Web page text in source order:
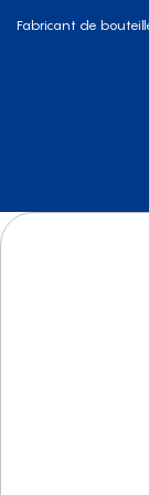
Fabricant de